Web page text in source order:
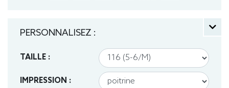
PERSONNALISEZ :
TAILLE :
IMPRESSION :